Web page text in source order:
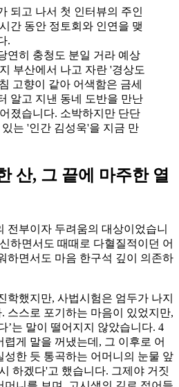
되고 나서 첫 인터뷰의 주인
간 동안 정토회와 인연을 맺
.
연히 충청도 분일 거라 예상
부산에서 나고 자란 '경상도
고향이 같아 어색함은 금세
알고 지낸 동네 도반을 만난
졌습니다. 소박하지만 단단
는 '인간 김성욱'을 지금 만
산, 그 끝에 마주한 열
전부이자 두려움의 대상이었습니
하면서도 때때로 다혈질적이던 어
하면서도 마음 한구석 깊이 의존하
학했지만, 사법시험은 엄두가 나지
스스로 포기하는 마음이 있었지만,
’는 말이 떨어지지 않았습니다. 4
게 말을 꺼냈는데, 그 이후로 어
성한 듯 통곡하는 어머니의 눈물 앞
하겠다'고 했습니다. 그제야 거짓